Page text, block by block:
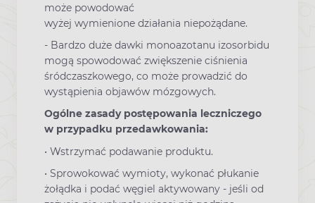
może powodować
wyżej wymienione działania niepożądane.
- Bardzo duże dawki monoazotanu izosorbidu
mogą spowodować zwiększenie ciśnienia
śródczaszkowego, co może prowadzić do
wystąpienia objawów mózgowych.
Ogólne zasady postępowania leczniczego
w przypadku przedawkowania:
• Wstrzymać podawanie produktu.
• Sprowokować wymioty, wykonać płukanie
żołądka i podać węgiel aktywowany - jeśli od